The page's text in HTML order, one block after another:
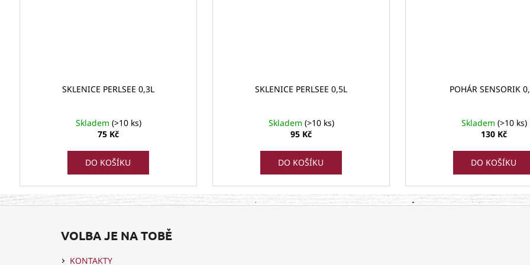
SKLENICE PERLSEE 0,3L
Skladem (>10 ks)
75 Kč
DO KOŠÍKU
SKLENICE PERLSEE 0,5L
Skladem (>10 ks)
95 Kč
DO KOŠÍKU
POHÁR SENSORIK
Skladem (>10 ks)
130 Kč
DO KOŠÍKU
VOLBA JE NA TOBĚ
KONTAKTY